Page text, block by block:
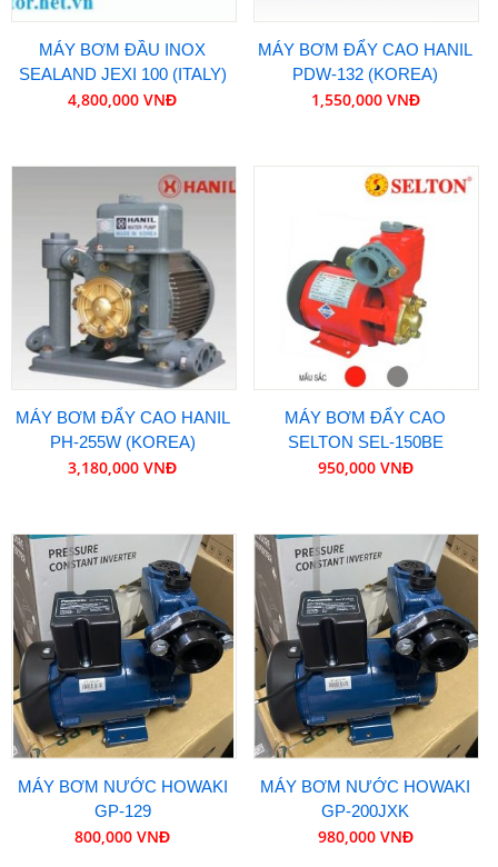
MÁY BƠM ĐẦU INOX
SEALAND JEXI 100 (ITALY)
4,800,000 VNĐ
MÁY BƠM ĐẨY CAO HANIL
PDW-132 (KOREA)
1,550,000 VNĐ
MÁY BƠM ĐẨY CAO HANIL
PH-255W (KOREA)
3,180,000 VNĐ
MÁY BƠM ĐẨY CAO
SELTON SEL-150BE
950,000 VNĐ
MÁY BƠM NƯỚC HOWAKI
GP-129
800,000 VNĐ
MÁY BƠM NƯỚC HOWAKI
GP-200JXK
980,000 VNĐ